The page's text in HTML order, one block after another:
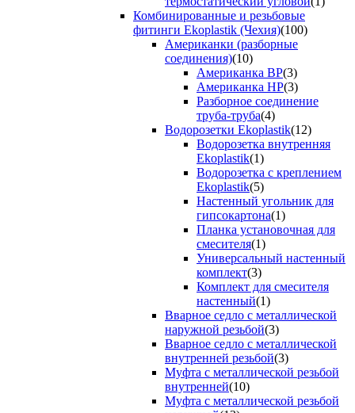
Комбинированные и резьбовые
фитинги Ekoplastik (Чехия)(100)
Американки (разборные
соединения)(10)
Американка ВР(3)
Американка НР(3)
Разборное соединение
труба-труба(4)
Водорозетки Ekoplastik(12)
Водорозетка внутренняя
Ekoplastik(1)
Водорозетка с креплением
Ekoplastik(5)
Настенный угольник для
гипсокартона(1)
Планка установочная для
смесителя(1)
Универсальный настенный
комплект(3)
Комплект для смесителя
настенный(1)
Вварное седло с металлической
наружной резьбой(3)
Вварное седло с металлической
внутренней резьбой(3)
Муфта с металлической резьбой
внутренней(10)
Муфта с металлической резьбой